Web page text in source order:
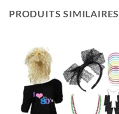
PRODUITS SIMILAIRES